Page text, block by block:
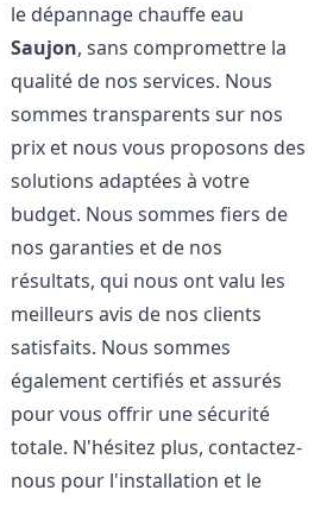
le dépannage chauffe eau
Saujon, sans compromettre la
qualité de nos services. Nous
sommes transparents sur nos
prix et nous vous proposons des
solutions adaptées à votre
budget. Nous sommes fiers de
nos garanties et de nos
résultats, qui nous ont valu les
meilleurs avis de nos clients
satisfaits. Nous sommes
également certifiés et assurés
pour vous offrir une sécurité
totale. N'hésitez plus, contactez-
nous pour l'installation et le